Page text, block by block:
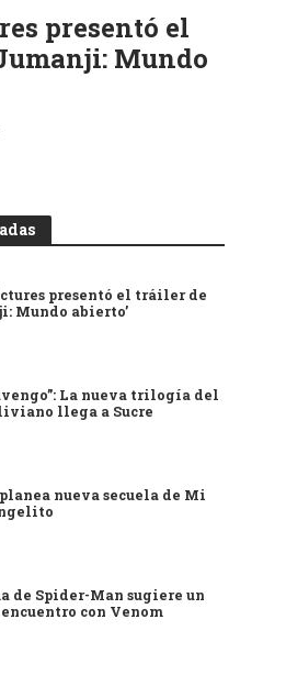
presentó el
Mundo
presentó el tráiler de
Mundo abierto’
La nueva trilogía del
llega a Sucre
nueva secuela de Mi
de Spider-Man sugiere un
con Venom